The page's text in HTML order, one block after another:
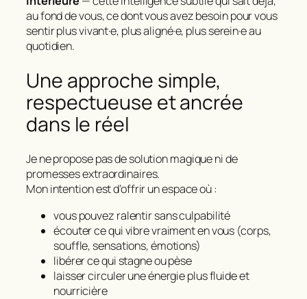
au fond de vous, ce dont vous avez besoin pour vous
sentir plus vivant·e, plus aligné·e, plus serein·e au
quotidien.
Une approche simple,
respectueuse et ancrée
dans le réel
Je ne propose pas de solution magique ni de
promesses extraordinaires.
Mon intention est d’offrir un espace où :
vous pouvez ralentir sans culpabilité
écouter ce qui vibre vraiment en vous (corps,
souffle, sensations, émotions)
libérer ce qui stagne ou pèse
laisser circuler une énergie plus fluide et
nourricière